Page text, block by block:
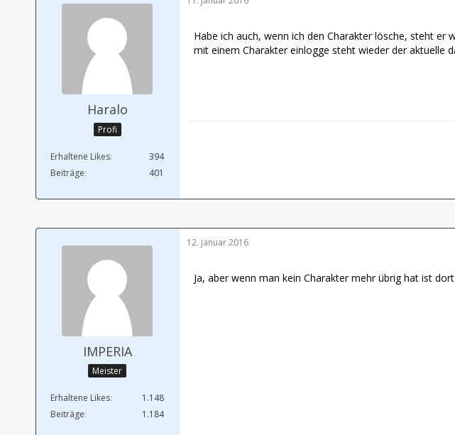
Haralo
Profi
Erhaltene Likes
394
Beiträge
401
Habe ich auch, wenn ich den Charakter lösche, steht er
mit einem Charakter einlogge steht wieder der aktuelle
IMPERIA
Meister
Erhaltene Likes
1.148
Beiträge
1.184
12. Januar 2016
Ja, aber wenn man kein Charakter mehr übrig hat ist